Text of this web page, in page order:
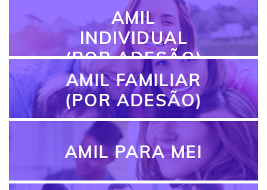
AMIL
INDIVIDUAL
(POR ADESÃO)
AMIL FAMILIAR
(POR ADESÃO)
AMIL PARA MEI